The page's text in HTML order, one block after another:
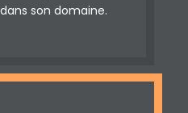
son domaine.